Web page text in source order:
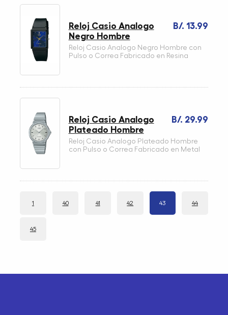
B/. 13.99
Reloj Casio Analogo
Negro Hombre
Reloj Casio Analogo Negro Hombre con
Pulso o Correa Fabricado en Resina
B/. 29.99
Reloj Casio Analogo
Plateado Hombre
Reloj Casio Analogo Plateado Hombre
con Pulso o Correa Fabricado en Metal
1 40 41 42 43 44
45